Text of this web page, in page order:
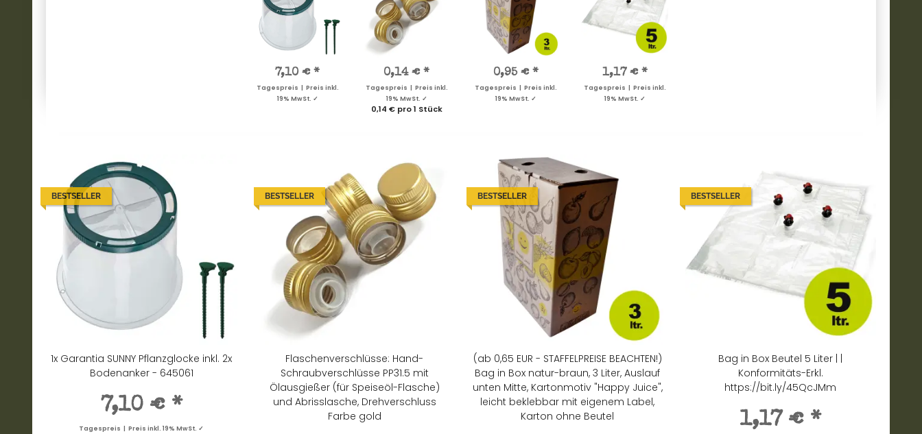
7,10 € *
Tagespreis | Preis inkl.
19% MwSt. ✓
0,14 € *
Tagespreis | Preis inkl.
19% MwSt. ✓
0,14 € pro 1 Stück
0,95 € *
Tagespreis | Preis inkl.
19% MwSt. ✓
1,17 € *
Tagespreis | Preis inkl.
19% MwSt. ✓
BESTSELLER
1x Garantia SUNNY Pflanzglocke inkl. 2x
Bodenanker - 645061
7,10 € *
Tagespreis | Preis inkl. 19% MwSt. ✓
BESTSELLER
Flaschenverschlüsse: Hand-
Schraubverschlüsse PP31.5 mit
Ölausgießer (für Speiseöl-Flasche)
und Abrisslasche, Drehverschluss
Farbe gold
BESTSELLER
(ab 0,65 EUR - STAFFELPREISE BEACHTEN!)
Bag in Box natur-braun, 3 Liter, Auslauf
unten Mitte, Kartonmotiv "Happy Juice",
leicht beklebbar mit eigenem Label,
Karton ohne Beutel
BESTSELLER
Bag in Box Beutel 5 Liter | |
Konformitäts-Erkl.
https://bit.ly/45QcJMm
1,17 € *